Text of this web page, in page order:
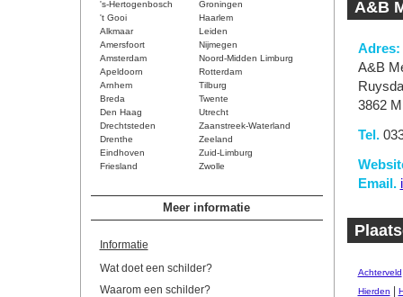
's-Hertogenbosch
Groningen
't Gooi
Haarlem
Alkmaar
Leiden
Amersfoort
Nijmegen
Amsterdam
Noord-Midden Limburg
Apeldoorn
Rotterdam
Arnhem
Tilburg
Breda
Twente
Den Haag
Utrecht
Drechtsteden
Zaanstreek-Waterland
Drenthe
Zeeland
Eindhoven
Zuid-Limburg
Friesland
Zwolle
Meer informatie
Informatie
Wat doet een schilder?
Waarom een schilder?
A&B
Adres:
A&B
3862
Tel.
Email.
Achterveld
Hierden